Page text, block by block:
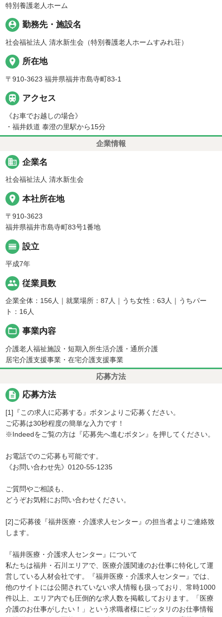
特別養護老人ホーム
person_pin 勤務先・施設名
社会福祉法人 清水新生会（特別養護老人ホームすみれ荘）
place 所在地
〒910-3623 福井県福井市島寺町83-1
 アクセス
《お車でお越しの場合》
・福井鉄道 泰澄の里駅から15分
企業情報
business 企業名
社会福祉法人 清水新生会
place 本社所在地
〒910-3623
福井県福井市島寺町83号1番地
calendar_view_day 設立
平成7年
people 従業員数
企業全体：156人｜就業場所：87人｜うち女性：63人｜うちパー
ト：16人
folder_open 事業内容
介護老人福祉施設・短期入所生活介護・通所介護
居宅介護支援事業・在宅介護支援事業
応募方法
description 応募方法
[1]『この求人に応募する』ボタンよりご応募ください。
ご応募は30秒程度の簡単な入力です！
※Indeedをご覧の方は『応募先へ進むボタン』を押してください。
お電話でのご応募も可能です。
《お問い合わせ先》0120-55-1235
ご質問やご相談も、
どうぞお気軽にお問い合わせください。
[2]ご応募後『福井医療・介護求人センター』の担当者よりご連絡致
します。
『福井医療・介護求人センター』について
私たちは福井・石川エリアで、医療介護関連のお仕事に特化して運
営している人材会社です。『福井医療・介護求人センター』では、
他のサイトには公開されていない求人情報も扱っており、常時1000
件以上、エリア内でも圧倒的な求人数を掲載しております。「医療
介護のお仕事がしたい！」という求職者様にピッタリのお仕事情報